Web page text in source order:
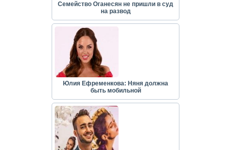
Семейство Оганесян не пришли в суд
на развод
Юлия Ефременкова: Няня должна
быть мобильной